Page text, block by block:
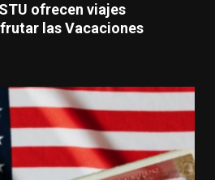
ofrecen viajes
las Vacaciones